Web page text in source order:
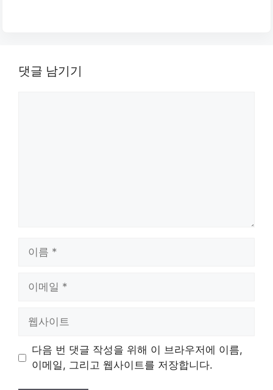
댓글 남기기
트
다음 번 댓글 작성을 위해 이 브라우저에 이름,
이메일, 그리고 웹사이트를 저장합니다.